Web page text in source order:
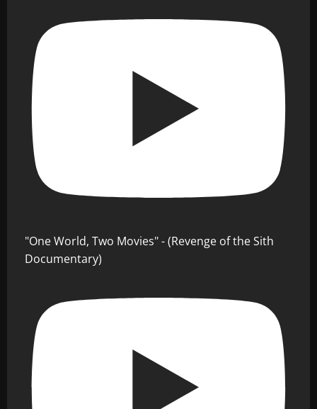
"One World, Two Movies" - (Revenge of the Sith
Documentary)